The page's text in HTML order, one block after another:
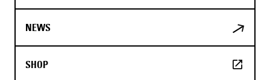
NEWS
SHOP